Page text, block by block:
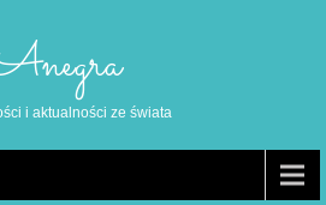
i aktualności ze świata